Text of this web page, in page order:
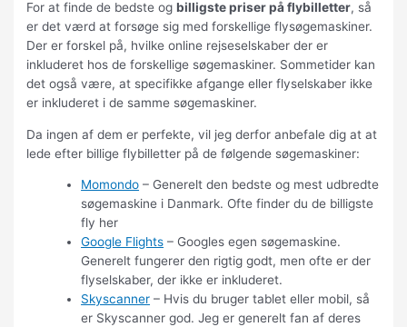
For at finde de bedste ogbilligste priser på flybilletter, så
er det værd at forsøge sig med forskellige flysøgemaskiner.
Der er forskel på, hvilke online rejseselskaber der er
inkluderet hos de forskellige søgemaskiner. Sommetider kan
det også være, at specifikke afgange eller flyselskaber ikke
er inkluderet i de samme søgemaskiner.
Da ingen af dem er perfekte, vil jeg derfor anbefale dig at at
lede efter billige flybilletter på de følgende søgemaskiner:
Momondo – Generelt den bedste og mest udbredte
søgemaskine i Danmark. Ofte finder du de billigste
fly her
Google Flights – Googles egen søgemaskine.
Generelt fungerer den rigtig godt, men ofte er der
flyselskaber, der ikke er inkluderet.
Skyscanner – Hvis du bruger tablet eller mobil, så
er Skyscanner god. Jeg er generelt fan af deres